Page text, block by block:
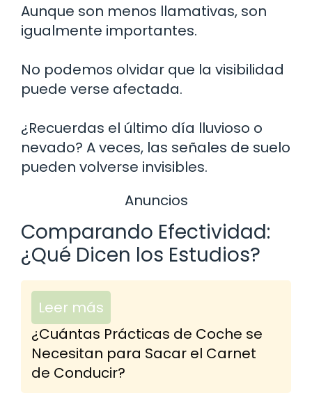
Aunque son menos llamativas, son
igualmente importantes.
No podemos olvidar que la visibilidad
puede verse afectada.
¿Recuerdas el último día lluvioso o
nevado? A veces, las señales de suelo
pueden volverse invisibles.
Anuncios
Comparando Efectividad:
¿Qué Dicen los Estudios?
Leer más
¿Cuántas Prácticas de Coche se
Necesitan para Sacar el Carnet
de Conducir?